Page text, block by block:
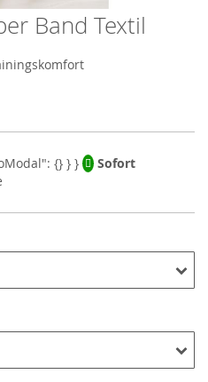
Band Textil
Sofort